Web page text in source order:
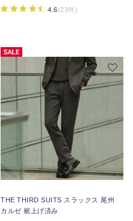
4.6(23件)
THE THIRD SUITS スラックス 尾州
カルゼ 裾上げ済み